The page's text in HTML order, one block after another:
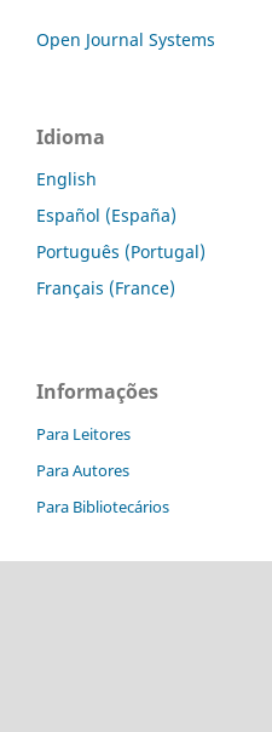
Open Journal Systems
Idioma
English
Español (España)
Português (Portugal)
Français (France)
Informações
Para Leitores
Para Autores
Para Bibliotecários